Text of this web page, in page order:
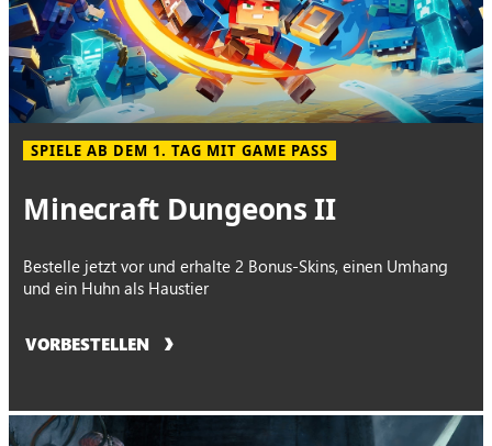
SPIELE AB DEM 1. TAG MIT GAME PASS
Minecraft Dungeons II
Bestelle jetzt vor und erhalte 2 Bonus-Skins, einen Umhang
und ein Huhn als Haustier
VORBESTELLEN